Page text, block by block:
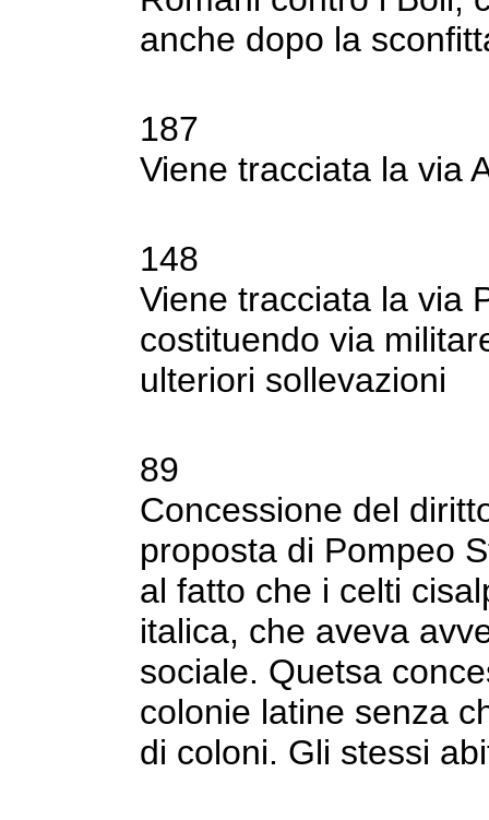
anche dopo la
187
Viene tracciata la via
148
Viene tracciata la via
costituendo via
ulteriori sollevazioni
89
Concessione del
proposta di Pompeo
al fatto che i celti
italica, che aveva
sociale. Quetsa
colonie latine senza
di coloni. Gli stessi